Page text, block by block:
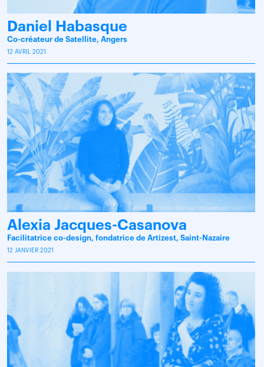
Daniel Habasque
Co-créateur de Satellite, Angers
12 AVRIL 2021
Alexia Jacques-Casanova
Facilitatrice co-design, fondatrice de Artizest, Saint-Nazaire
12 JANVIER 2021